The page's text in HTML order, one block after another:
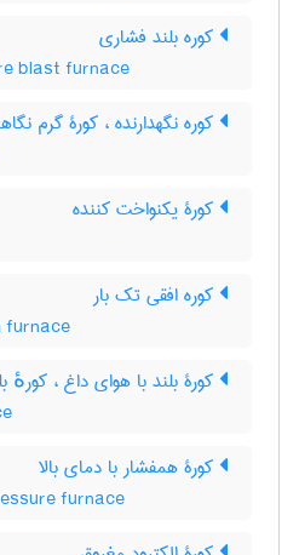
کوره بلند فشاری
blast furnace
کوره نگهدارنده ، کورۀ گرم
کورۀ یکنواخت کننده
کوره افقی تک بار
کورۀ بلند با هوای داغ ، کورهٔ
کورۀ همفشار با دمای بالا
furnace